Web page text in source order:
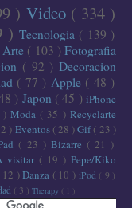
) Video ( 334 )
) Tecnologia ( 139 )
Arte ( 103 ) Fotografia
( 92 )Decoracion
( 77 ) Apple ( 48 )
) Japon ( 45 ) iPhone
) Moda ( 35 )Recyclarte
) Eventos ( 28 )Gif( 23 )
( 23 ) Bizarre ( 21 )
visitar ( 19 ) Pepe/Kiko
12 )Danza ( 10 ) iPod ( 9 )
( 3 ) Therapy ( 1 )